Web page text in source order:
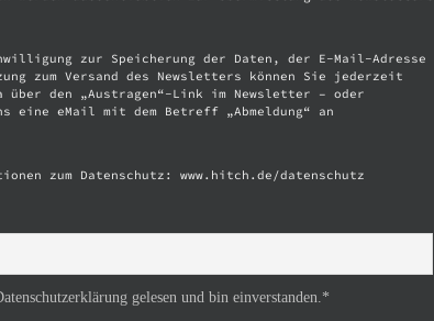
zur Speicherung der Daten, der E-Mail-Adresse
zum Versand des Newsletters können Sie jederzeit
über den „Austragen“-Link im Newsletter – oder
eine eMail mit dem Betreff „Abmeldung“ an
zum Datenschutz: www.hitch.de/datenschutz
gelesen und bin einverstanden.*